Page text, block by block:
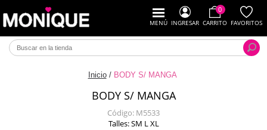
MENÚ INGRESAR
0
CARRITO FAVORITOS
Inicio / BODY S/ MANGA
BODY S/ MANGA
Código: M5533
Talles: SM L XL